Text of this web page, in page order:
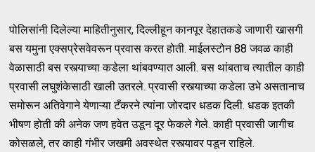
पोलिसांनी दिलेल्या माहितीनुसार, दिल्लीहून कानपूर देहातकडे जाणारी खासगी
बस यमुना एक्सप्रेसवेवरून प्रवास करत होती. माईलस्टोन 88 जवळ काही
वेळासाठी बस रस्त्याच्या कडेला थांबवण्यात आली. बस थांबताच त्यातील काही
प्रवासी लघुशंकेसाठी खाली उतरले. प्रवासी रस्त्याच्या कडेला उभे असतानाच
समोरून अतिवेगाने येणाऱ्या टँकरने त्यांना जोरदार धडक दिली. धडक इतकी
भीषण होती की अनेक जण हवेत उडून दूर फेकले गेले. काही प्रवासी जागीच
कोसळले, तर काही गंभीर जखमी अवस्थेत रस्त्यावर पडून राहिले.